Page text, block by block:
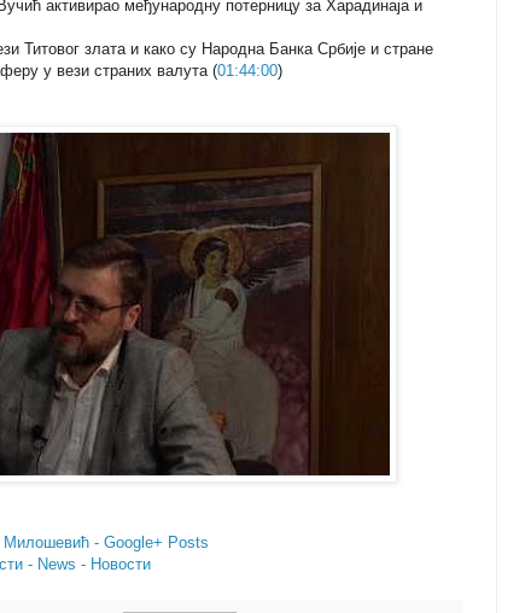
активирао међународну потерницу за Харадинаја и
Титовог злата и како су Народна Банка Србије и стране
у вези страних валута (01:44:00)
- Google+ Posts
- News - Новости